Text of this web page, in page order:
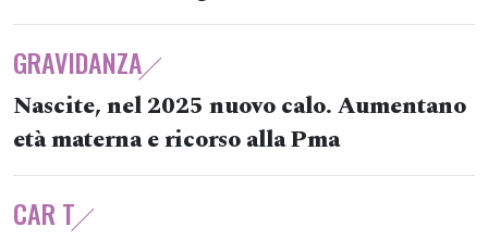
GRAVIDANZA
Nascite, nel 2025 nuovo calo. Aumentano
età materna e ricorso alla Pma
CAR T